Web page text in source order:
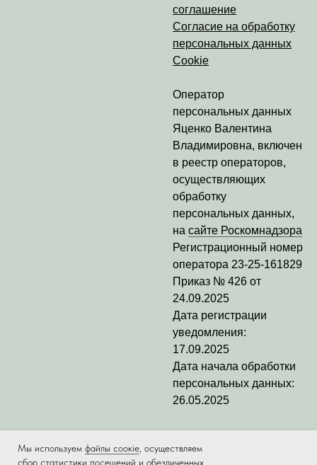
Мы используем файлы соокіе , осуществляем
сбор статистики посещений и обезличенных
соглашение
Согласие на обработку
персональных данных
Cookie
Оператор
персональных данных
Яценко Валентина
Владимировна, включен
в реестр операторов,
осуществляющих
обработку
персональных данных,
на сайте Роскомнадзора
Регистрационный номер
оператора 23-25-161829
Приказ № 426 от
24.09.2025
Дата регистрации
уведомления:
17.09.2025
Дата начала обработки
персональных данных:
26.05.2025